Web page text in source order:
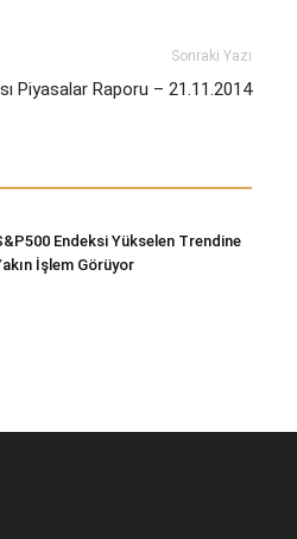
Sonraki Yazı
Piyasalar Raporu – 21.11.2014
Endeksi Yükselen Trendine
İşlem Görüyor